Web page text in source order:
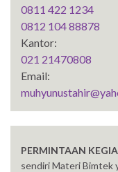
0811 422 1234
0812 104 88878
Kantor:
021 21470808
Email:
PERMINTAAN
sendiri Materi Bimtek